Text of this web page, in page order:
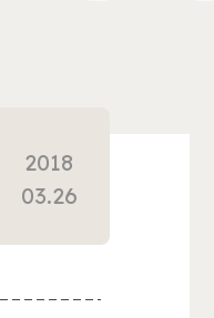
2018
03.26